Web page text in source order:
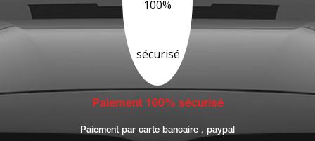
Paiement 100% sécurisé
Paiement par carte bancaire , paypal